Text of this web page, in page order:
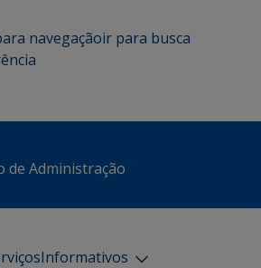
navegaçãoir para busca
de Administração
Informativos